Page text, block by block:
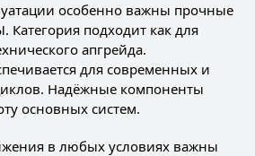
особенно важны прочные
подходит как для
апгрейда.
для современных и
Надёжные компоненты
основных систем.
в любых условиях важны